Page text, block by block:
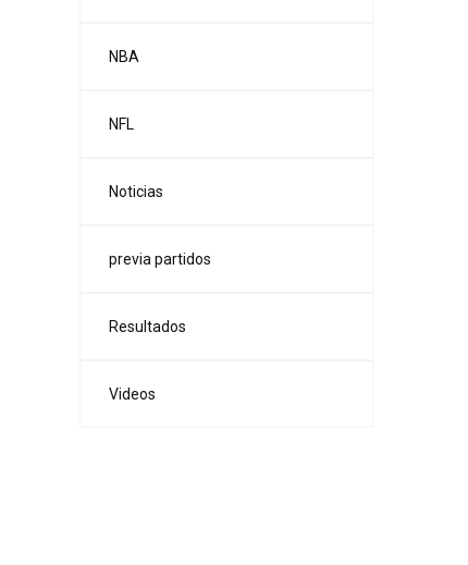
NBA
NFL
Noticias
previa partidos
Resultados
Videos